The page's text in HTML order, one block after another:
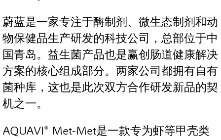
蔚蓝是一家专注于酶制剂、微生态制剂和动
物保健品生产研发的科技公司，总部位于中
国青岛。益生菌产品也是赢创肠道健康解决
方案的核心组成部分。两家公司都拥有自有
菌种库，这也是此次双方合作研发新品的契
机之一。
AQUAVI® Met-Met是一款专为虾等甲壳类